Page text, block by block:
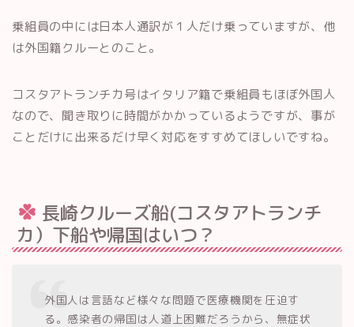
乗組員の中には日本人通訳が１人だけ乗っていますが、他
は外国籍クルーとのこと。
コスタアトランチカ号はイタリア籍で乗組員もほぼ外国人
なので、聞き取りに時間がかかっているようですが、事が
ことだけに出来るだけ早く対応をすすめてほしいですね。
長崎クルーズ船(コスタアトランチ
カ）下船や帰国はいつ？
外国人は言語など様々な問題で医療機関を圧迫す
る。感染者の帰国は人道上困難だろうから、無症状